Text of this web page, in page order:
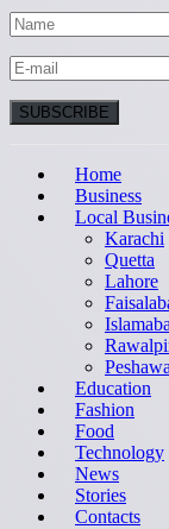
Home
Business
Local
Karachi
Quetta
Lahore
Education
Fashion
Food
Technology
News
Stories
Contacts